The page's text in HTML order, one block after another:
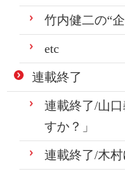
竹内健二の“
etc
連載終了
連載終了/山
すか？」
連載終了/木